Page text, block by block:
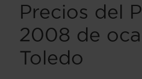
Precios del
2008 de
Toledo